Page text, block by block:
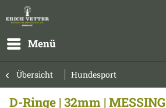
Menü
Übersicht Hundesport
D-Ringe | 32mm | MESSING